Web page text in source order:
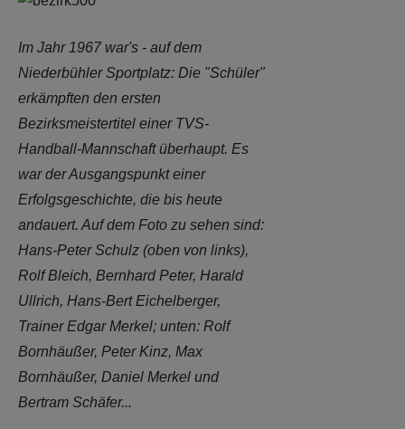
Bezirksmeistertitel einer TVS-
Handball-Mannschaft überhaupt. Es
war der Ausgangspunkt einer
Erfolgsgeschichte, die bis heute
andauert. Auf dem Foto zu sehen sind:
Hans-Peter Schulz (oben von links),
Rolf Bleich, Bernhard Peter, Harald
Ullrich, Hans-Bert Eichelberger,
Trainer Edgar Merkel; unten: Rolf
Bornhäußer, Peter Kinz, Max
Bornhäußer, Daniel Merkel und
Bertram Schäfer...
Weiterlesen: Blick ins Archiv:
Der erste Bezirksmeister